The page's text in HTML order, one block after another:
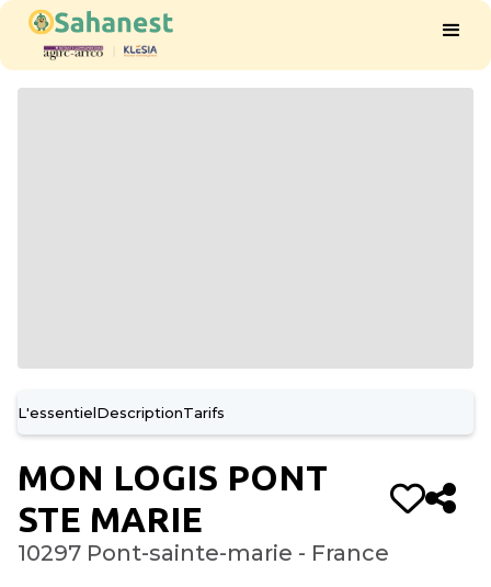
L'essentielDescriptionTarifs
MON LOGIS PONT
STE MARIE
10297 Pont-sainte-marie - France